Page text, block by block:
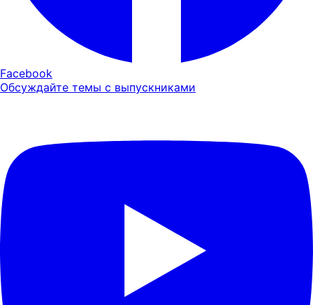
Facebook
Обсуждайте темы с выпускниками